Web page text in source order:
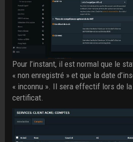
Pour l’instant, il est normal que le
« non enregistré » et que la date
« inconnu ». Il sera effectif lors de la
certificat.